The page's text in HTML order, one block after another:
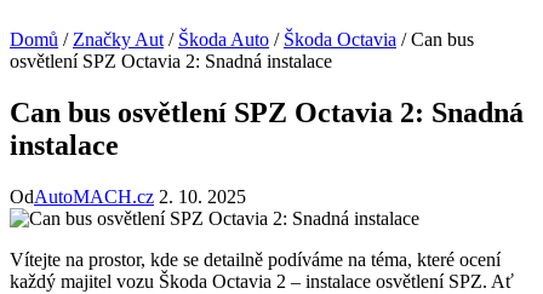
Domů / Značky Aut / Škoda Auto / Škoda Octavia / Can bus
osvětlení SPZ Octavia 2: Snadná instalace
Can bus osvětlení SPZ Octavia 2: Snadná
instalace
OdAutoMACH.cz 2. 10. 2025
Vítejte na prostor, kde se detailně podíváme na téma, které ocení
každý majitel vozu Škoda Octavia 2 – instalace osvětlení SPZ. Ať